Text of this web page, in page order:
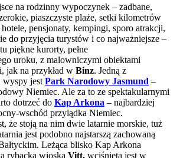
na rodzinny wypoczynek – zadbane,
piaszczyste plaże, setki kilometrów
pensjonaty, kempingi, sporo atrakcji,
do przyjęcia turystów i co najważniejsze –
piękne kurorty, pełne
uroku, z malowniczymi obiektami
jak na przykład w Binz. Jedną z
wyspy jest Park Narodowy Jasmund –
Niemiec. Ale za to ze spektakularnymi
dotrzeć do Kap Arkona – najbardziej
wschód przylądka Niemiec.
że stoją na nim dwie latarnie morskie, tuż
jest podobno najstarszą zachowaną
Leżąca blisko Kap Arkona
rybacka wioska Vitt, wciśnięta jest w